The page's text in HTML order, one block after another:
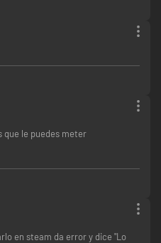
que le puedes meter
en steam da error y dice "Lo